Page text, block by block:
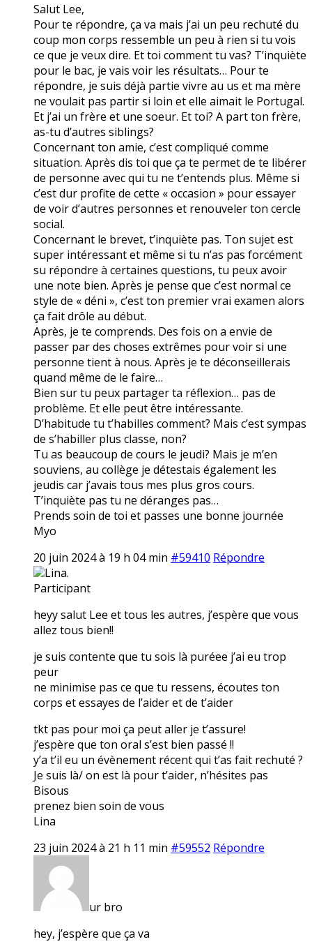
Salut Lee,
Pour te répondre, ça va mais j’ai un peu rechuté du
coup mon corps ressemble un peu à rien si tu vois
ce que je veux dire. Et toi comment tu vas? T’inquiète
pour le bac, je vais voir les résultats… Pour te
répondre, je suis déjà partie vivre au us et ma mère
ne voulait pas partir si loin et elle aimait le Portugal.
Et j’ai un frère et une soeur. Et toi? A part ton frère,
as-tu d’autres siblings?
Concernant ton amie, c’est compliqué comme
situation. Après dis toi que ça te permet de te libérer
de personne avec qui tu ne t’entends plus. Même si
c’est dur profite de cette « occasion » pour essayer
de voir d’autres personnes et renouveler ton cercle
social.
Concernant le brevet, t’inquiète pas. Ton sujet est
super intéressant et même si tu n’as pas forcément
su répondre à certaines questions, tu peux avoir
une note bien. Après je pense que c’est normal ce
style de « déni », c’est ton premier vrai examen alors
ça fait drôle au début.
Après, je te comprends. Des fois on a envie de
passer par des choses extrêmes pour voir si une
personne tient à nous. Après je te déconseillerais
quand même de le faire…
Bien sur tu peux partager ta réflexion… pas de
problème. Et elle peut être intéressante.
D’habitude tu t’habilles comment? Mais c’est sympas
de s’habiller plus classe, non?
Tu as beaucoup de cours le jeudi? Mais je m’en
souviens, au collège je détestais également les
jeudis car j’avais tous mes plus gros cours.
T’inquiète pas tu ne déranges pas…
Prends soin de toi et passes une bonne journée
Myo
20 juin 2024 à 19 h 04 min #59410 Répondre
Lina.
Participant
heyy salut Lee et tous les autres, j’espère que vous
allez tous bien!!
je suis contente que tu sois là puréee j’ai eu trop
peur
ne minimise pas ce que tu ressens, écoutes ton
corps et essayes de l’aider et de t’aider
tkt pas pour moi ça peut aller je t’assure!
j’espère que ton oral s’est bien passé !!
y’a t’il eu un évènement récent qui t’as fait rechuté ?
Je suis là/ on est là pour t’aider, n’hésites pas
Bisous
prenez bien soin de vous
Lina
23 juin 2024 à 21 h 11 min #59552 Répondre
ur bro
hey, j’espère que ça va